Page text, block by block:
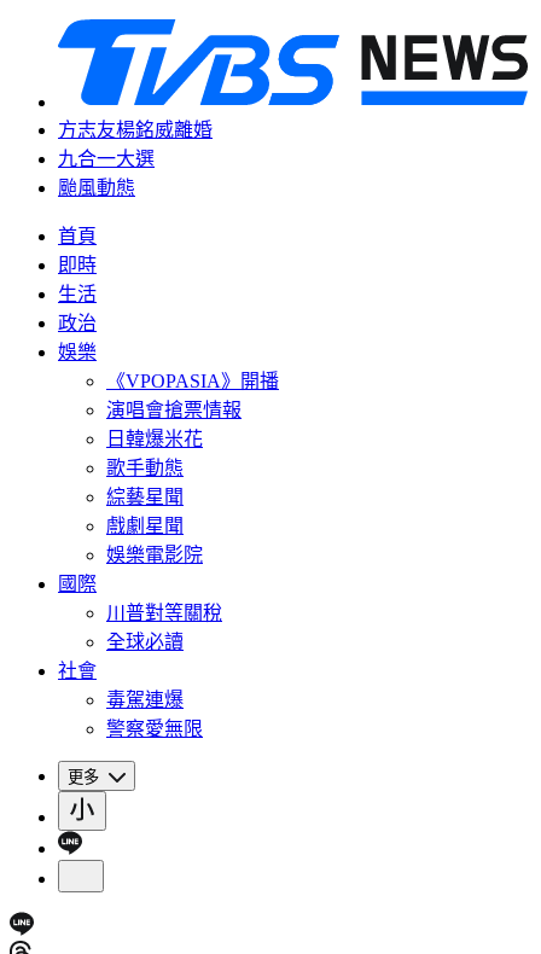
方志友楊銘威離婚
九合一大選
颱風動態
首頁
即時
生活
政治
娛樂
《VPOPASIA》開播
演唱會搶票情報
日韓爆米花
歌手動態
綜藝星聞
戲劇星聞
娛樂電影院
國際
川普對等關稅
全球必讀
社會
毒駕連爆
警察愛無限
更多